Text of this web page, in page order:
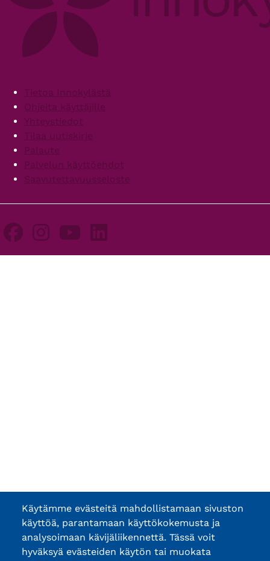
FooterTietoa Innokylästä
Ohjeita käyttäjille
Yhteystiedot
Tilaa uutiskirje
Palaute
Palvelun käyttöehdot
Saavutettavuusseloste
Käytämme evästeitä mahdollistamaan sivuston
käyttöä, parantamaan käyttökokemusta ja
analysoimaan kävijäliikennettä. Tässä voit
hyväksyä evästeiden käytön tai muokata